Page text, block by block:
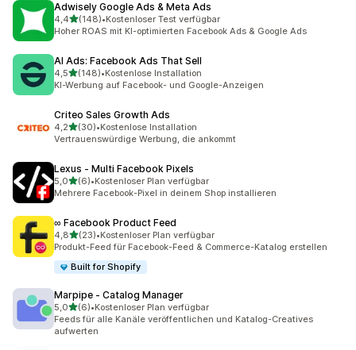
Adwisely Google Ads & Meta Ads
4,4von 5 Sternen
(148)
148 Rezensionen insgesamt
•Kostenloser Test verfügbar
Hoher ROAS mit KI-optimierten Facebook Ads & Google Ads
AI Ads: Facebook Ads That Sell
4,5von 5 Sternen
(148)
148 Rezensionen insgesamt
•Kostenlose Installation
KI-Werbung auf Facebook- und Google-Anzeigen
Criteo Sales Growth Ads
4,2von 5 Sternen
(30)
30 Rezensionen insgesamt
•Kostenlose Installation
Vertrauenswürdige Werbung, die ankommt
Lexus ‑ Multi Facebook Pixels
5,0von 5 Sternen
(6)
6 Rezensionen insgesamt
•Kostenloser Plan verfügbar
Mehrere Facebook-Pixel in deinem Shop installieren
∞ Facebook Product Feed
4,8von 5 Sternen
(23)
23 Rezensionen insgesamt
•Kostenloser Plan verfügbar
Produkt-Feed für Facebook-Feed & Commerce-Katalog erstellen
Built for Shopify
Marpipe ‑ Catalog Manager
5,0von 5 Sternen
(6)
6 Rezensionen insgesamt
•Kostenloser Plan verfügbar
Feeds für alle Kanäle veröffentlichen und Katalog-Creatives
aufwerten